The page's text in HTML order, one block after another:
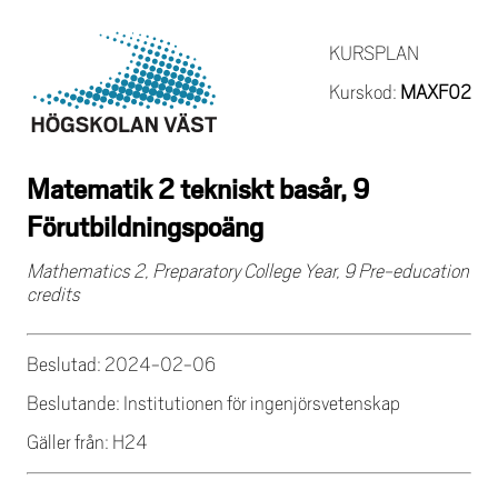
KURSPLAN
Kurskod: MAXF02
Matematik 2 tekniskt basår, 9
Förutbildningspoäng
Mathematics 2, Preparatory College Year, 9 Pre-education
credits
Beslutad: 2024-02-06
Beslutande: Institutionen för ingenjörsvetenskap
Gäller från: H24